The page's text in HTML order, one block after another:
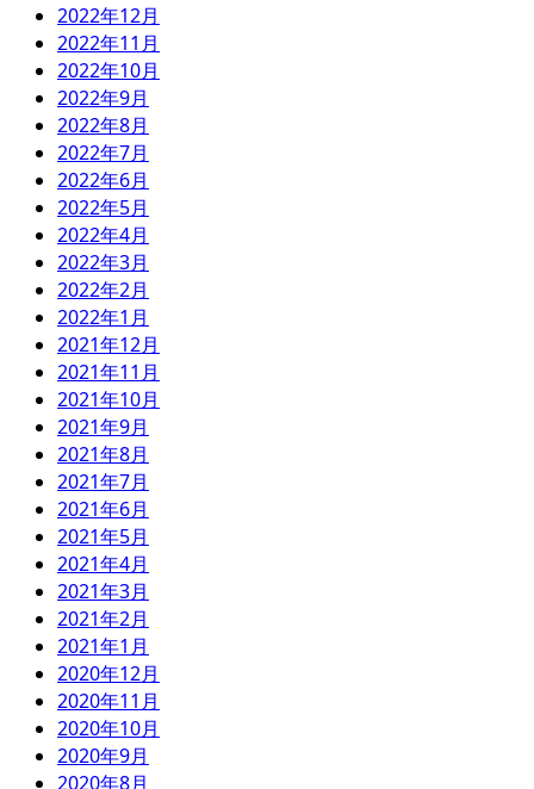
2022年12月
2022年11月
2022年10月
2022年9月
2022年8月
2022年7月
2022年6月
2022年5月
2022年4月
2022年3月
2022年2月
2022年1月
2021年12月
2021年11月
2021年10月
2021年9月
2021年8月
2021年7月
2021年6月
2021年5月
2021年4月
2021年3月
2021年2月
2021年1月
2020年12月
2020年11月
2020年10月
2020年9月
2020年8月